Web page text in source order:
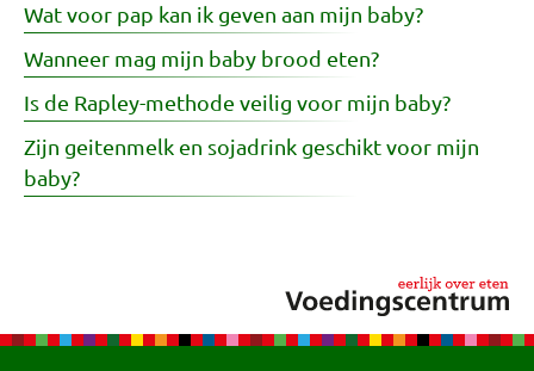
Wat voor pap kan ik geven aan mijn baby?
Wanneer mag mijn baby brood eten?
Is de Rapley-methode veilig voor mijn baby?
Zijn geitenmelk en sojadrink geschikt voor mijn
baby?